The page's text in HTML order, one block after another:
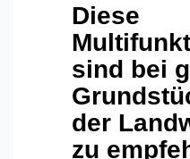
Diese
sind bei
der
zu